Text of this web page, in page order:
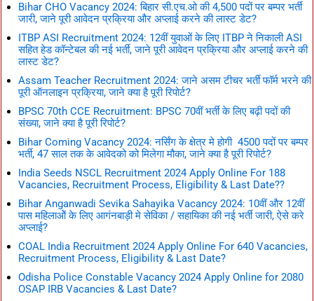
Bihar CHO Vacancy 2024: बिहार सी.एच.ओ की 4,500 पदों पर बम्पर भर्ती
जारी, जाने पूरी आवेदन प्रक्रिया और अप्लाई करने की लास्ट डेट?
ITBP ASI Recruitment 2024: 12वीं युवाओं के लिए ITBP ने निकाली ASI
सहित हेड कॉन्टेबल की नई भर्ती, जाने पूरी आवेदन प्रक्रिया और अप्लाई करने की
लास्ट डेट?
Assam Teacher Recruitment 2024: जाने असम टीचर भर्ती फॉर्म भरने की
पूरी ऑनलाइन प्रक्रिया, जाने क्या है पूरी रिपोर्ट?
BPSC 70th CCE Recruitment: BPSC 70वीं भर्ती के लिए बढ़ी पदों की
संख्या, जाने क्या है पूरी रिपोर्ट?
Bihar Coming Vacancy 2024: नर्सिंग के क्षेत्र मे होगी 4500 पदों पर बम्पर
भर्ती, 47 साल तक के आवेदको को मिलेगा मौका, जाने क्या है पूरी रिपोर्ट?
India Seeds NSCL Recruitment 2024 Apply Online For 188
Vacancies, Recruitment Process, Eligibility & Last Date??
Bihar Anganwadi Sevika Sahayika Vacancy 2024: 10वीं और 12वीं
पास महिलाओें के लिए आगंनबाड़ी मे सेविका / सहायिका की नई भर्ती जारी, ऐसे करे
अप्लाई?
COAL India Recruitment 2024 Apply Online For 640 Vacancies,
Recruitment Process, Eligibility & Last Date?
Odisha Police Constable Vacancy 2024 Apply Online for 2080
OSAP IRB Vacancies & Last Date?